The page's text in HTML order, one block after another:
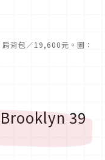
背包／19,600元。圖：
39